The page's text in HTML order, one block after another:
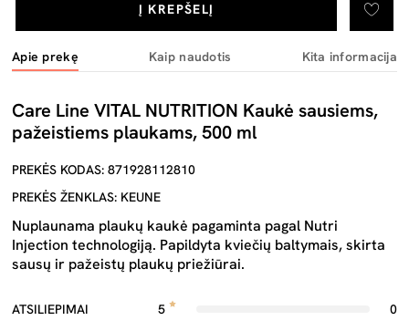
Į KREPŠELĮ
Apie prekę Kaip naudotis Kita informacija
Care Line VITAL NUTRITION Kaukė sausiems,
pažeistiems plaukams, 500 ml
PREKĖS KODAS: 871928112810
PREKĖS ŽENKLAS: KEUNE
Nuplaunama plaukų kaukė pagaminta pagal Nutri
Injection technologiją. Papildyta kviečių baltymais, skirta
sausų ir pažeistų plaukų priežiūrai.
ATSILIEPIMAI 5
0